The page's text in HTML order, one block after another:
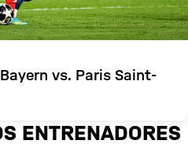
vs. Paris Saint-
ENTRENADORES